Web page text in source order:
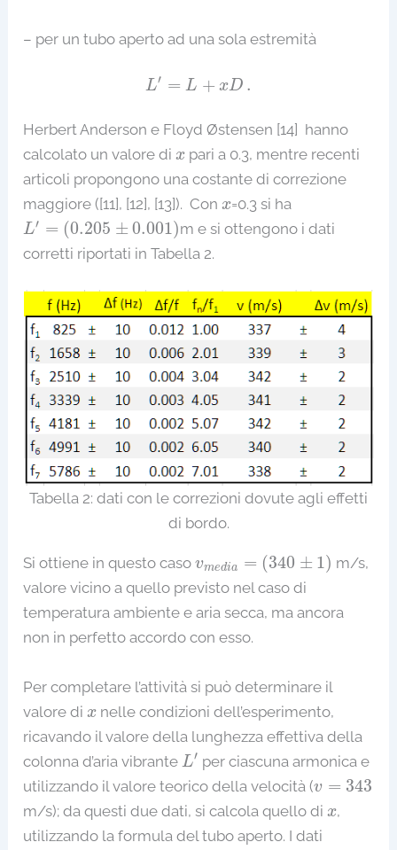
– per un tubo aperto ad una sola estremità
L′ = L + xD .
L x
Herbert Anderson e Floyd Østensen [14] hanno
calcolato un valore dix
x pari a 0.3, mentre recenti
articoli propongono una costante di correzione
maggiore ([11], [12], [13]). Conx
x=0.3 si ha
L′ = (0.205 ± 0.001)
L′= 0.205±0.001 )
m e si ottengono i dati
corretti riportati in Tabella 2.
Tabella 2: dati con le correzioni dovute agli effetti
di bordo.
Si ottiene in questo casovmedia = (340 ± 1)
v =(340 ±1 )
m/s,
valore vicino a quello previsto nel caso di
temperatura ambiente e aria secca, ma ancora
non in perfetto accordo con esso.
Per completare l’attività si può determinare il
valore dix
x nelle condizioni dell’esperimento,
ricavando il valore della lunghezza effettiva della
colonna d’aria vibrante L′
L′ per ciascuna armonica e
utilizzando il valore teorico della velocità (v = 343
v 343
m/s); da questi due dati, si calcola quello dix
x,
utilizzando la formula del tubo aperto. I dati